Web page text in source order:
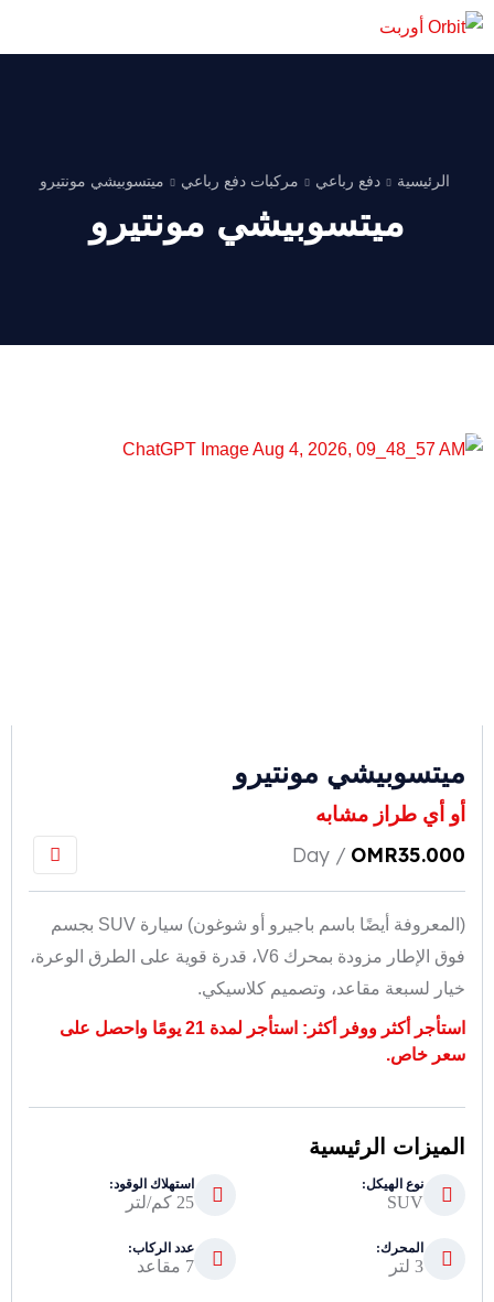
الرئيسية دفع رباعي مركبات دفع رباعي ميتسوبيشي مونتيرو
ميتسوبيشي مونتيرو
ميتسوبيشي مونتيرو
أو أي طراز مشابه
OMR35.000
/ Day
(المعروفة أيضًا باسم باجيرو أو شوغون) سيارة SUV بجسم
فوق الإطار مزودة بمحرك V6، قدرة قوية على الطرق الوعرة،
خيار لسبعة مقاعد، وتصميم كلاسيكي.
استأجر أكثر ووفر أكثر: استأجر لمدة 21 يومًا واحصل على
سعر خاص.
الميزات الرئيسية
نوع الهيكل:
SUV
استهلاك الوقود:
25 كم/لتر
المحرك:
3 لتر
عدد الركاب:
7 مقاعد